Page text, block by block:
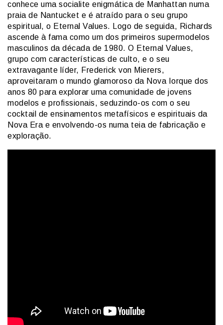
conhece uma socialite enigmática de Manhattan numa
praia de Nantucket e é atraído para o seu grupo
espiritual, o Eternal Values. Logo de seguida, Richards
ascende à fama como um dos primeiros supermodelos
masculinos da década de 1980. O Eternal Values,
grupo com características de culto, e o seu
extravagante líder, Frederick von Mierers,
aproveitaram o mundo glamoroso da Nova Iorque dos
anos 80 para explorar uma comunidade de jovens
modelos e profissionais, seduzindo-os com o seu
cocktail de ensinamentos metafísicos e espirituais da
Nova Era e envolvendo-os numa teia de fabricação e
exploração.